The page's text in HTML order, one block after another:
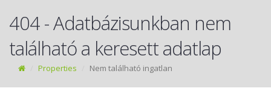
404 - Adatbázisunkban nem
található a keresett adatlap
Properties Nem található ingatlan